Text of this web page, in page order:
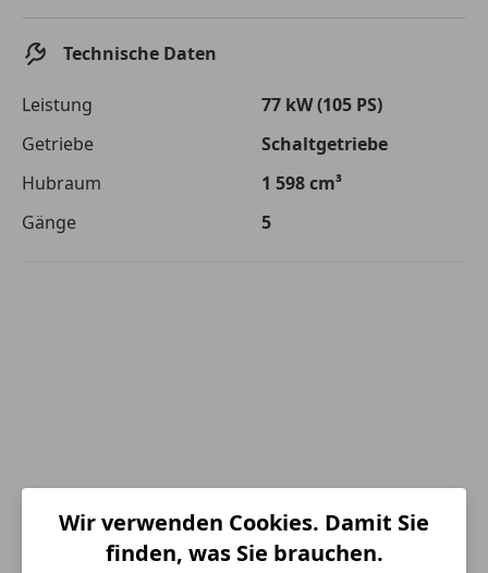
Technische Daten
Leistung
77 kW (105 PS)
Getriebe
Schaltgetriebe
Hubraum
1 598 cm³
Gänge
5
Wir verwenden Cookies. Damit Sie
finden, was Sie brauchen.